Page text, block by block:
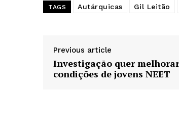
TAGS Autárquicas Gil Leitão
Previous article
Investigação quer
condições de jovens NEET